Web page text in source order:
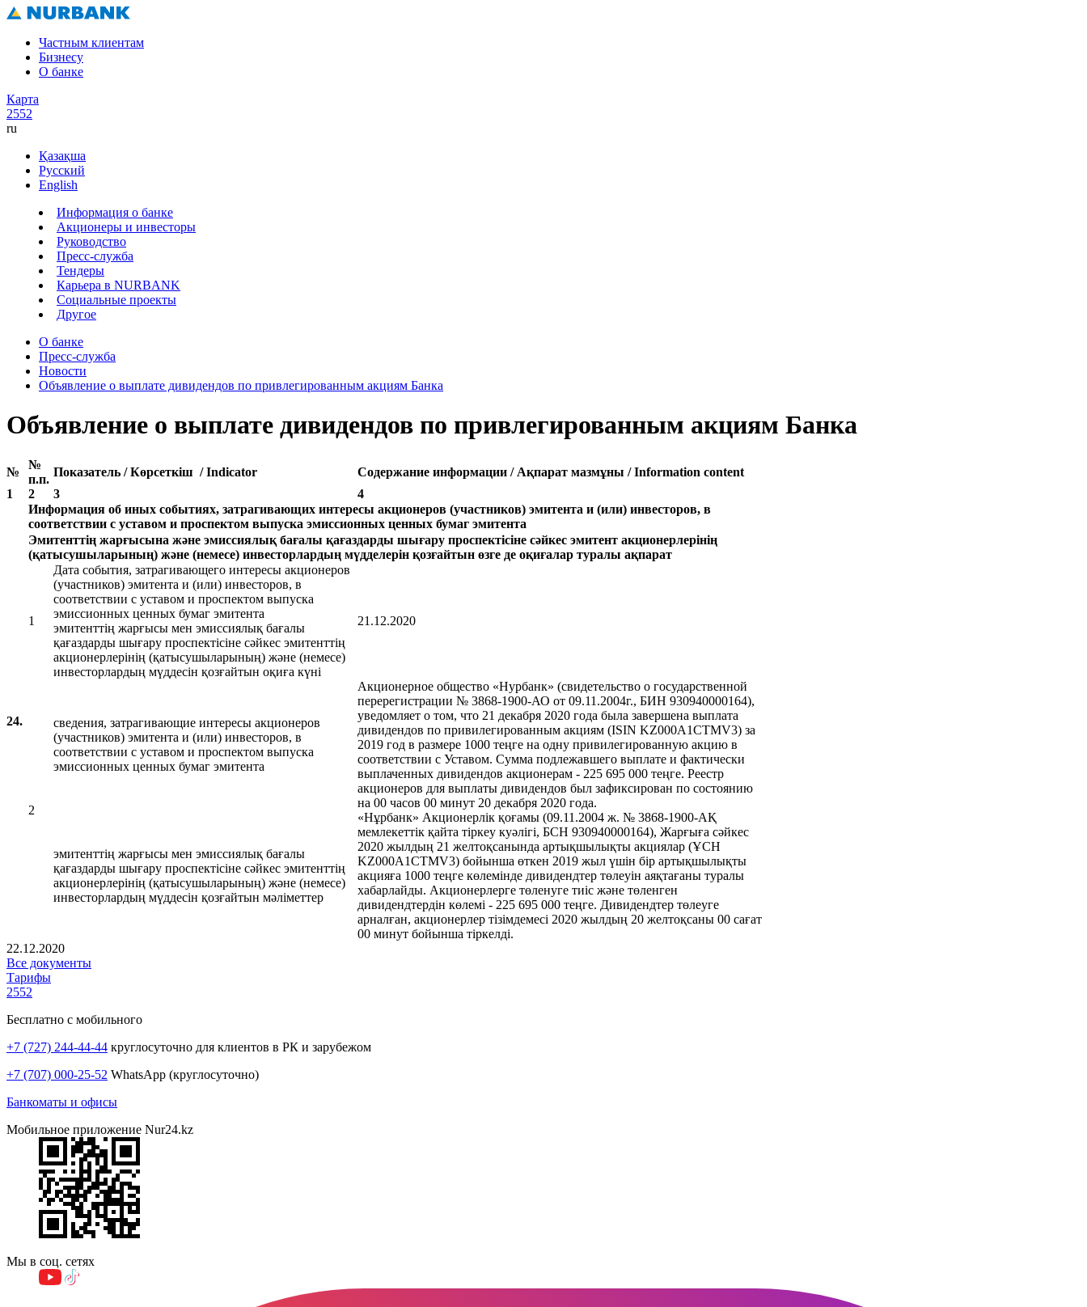
Частным клиентам
Бизнесу
О банке
Карта
2552
ru
Қазақша
Русский
English
Информация о банке
Акционеры и инвесторы
Руководство
Пресс-служба
Тендеры
Карьера в NURBANK
Социальные проекты
Другое
О банке
Пресс-служба
Новости
Объявление о выплате дивидендов по привлегированным акциям Банка
Объявление о выплате дивидендов по привлегированным акциям Банка
№
№
п.п.
Показатель / Көрсеткіш / Indicator
Содержание информации / Ақпарат мазмұны / Information content
1
2 3 4
24.
Информация об иных событиях, затрагивающих интересы акционеров (участников) эмитента и (или) инвесторов, в
соответствии с уставом и проспектом выпуска эмиссионных ценных бумаг эмитента
Эмитенттің жарғысына және эмиссиялық бағалы қағаздарды шығару проспектісіне сәйкес эмитент акционерлерінің
(қатысушыларының) және (немесе) инвесторлардың мүдделерін қозғайтын өзге де оқиғалар туралы ақпарат
1
Дата события, затрагивающего интересы акционеров
(участников) эмитента и (или) инвесторов, в
соответствии с уставом и проспектом выпуска
эмиссионных ценных бумаг эмитента
21.12.2020
эмитенттің жарғысы мен эмиссиялық бағалы
қағаздарды шығару проспектісіне сәйкес эмитенттің
акционерлерінің (қатысушыларының) және (немесе)
инвесторлардың мүддесін қозғайтын оқиға күні
2
сведения, затрагивающие интересы акционеров
(участников) эмитента и (или) инвесторов, в
соответствии с уставом и проспектом выпуска
эмиссионных ценных бумаг эмитента
Акционерное общество «Нурбанк» (свидетельство о государственной
перерегистрации № 3868-1900-АО от 09.11.2004г., БИН 930940000164),
уведомляет о том, что 21 декабря 2020 года была завершена выплата
дивидендов по привилегированным акциям (ISIN KZ000A1CTMV3) за
2019 год в размере 1000 теңге на одну привилегированную акцию в
соответствии с Уставом. Сумма подлежавшего выплате и фактически
выплаченных дивидендов акционерам - 225 695 000 теңге. Реестр
акционеров для выплаты дивидендов был зафиксирован по состоянию
на 00 часов 00 минут 20 декабря 2020 года.
эмитенттің жарғысы мен эмиссиялық бағалы
қағаздарды шығару проспектісіне сәйкес эмитенттің
акционерлерінің (қатысушыларының) және (немесе)
инвесторлардың мүддесін қозғайтын мәліметтер
«Нұрбанк» Акционерлік қоғамы (09.11.2004 ж. № 3868-1900-АҚ
мемлекеттік қайта тіркеу куәлігі, БСН 930940000164), Жарғыға сәйкес
2020 жылдың 21 желтоқсанында артықшылықты акциялар (ҰСН
KZ000A1CTMV3) бойынша өткен 2019 жыл үшін бір артықшылықты
акцияға 1000 теңге көлемінде дивидендтер төлеуін аяқтағаны туралы
хабарлайды. Акционерлерге төленуге тиіс және төленген
дивидендтердін көлемі - 225 695 000 теңге. Дивидендтер төлеуге
арналған, акционерлер тізімдемесі 2020 жылдың 20 желтоқсаны 00 сағат
00 минут бойынша тіркелді.
22.12.2020
Все документы
Тарифы
2552
Бесплатно с мобильного
+7 (727) 244-44-44 круглосуточно для клиентов в РК и зарубежом
+7 (707) 000-25-52 WhatsApp (круглосуточно)
Банкоматы и офисы
Мобильное приложение Nur24.kz
Мы в соц. сетях